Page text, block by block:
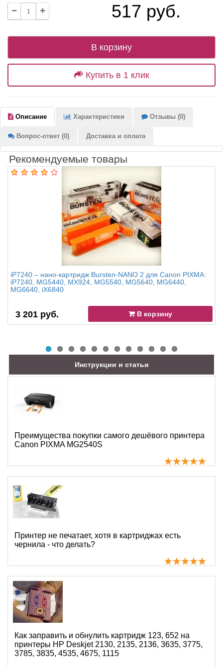
517 руб.
В корзину
Купить в 1 клик
Описание Характеристики Отзывы (0)
Вопрос-ответ (0) Доставка и оплата
Рекомендуемые товары
iP7240 – нано-картридж Bursten-NANO 2 для Canon PIXMA:
iP7240, MG5440, MX924, MG5540, MG5640, MG6440,
MG6640, iX6840
3 201 руб. В корзину
Инструкции и статьи
Преимущества покупки самого дешёвого принтера
Canon PIXMA MG2540S
Принтер не печатает, хотя в картриджах есть
чернила - что делать?
Как заправить и обнулить картридж 123, 652 на
принтеры HP Deskjet 2130, 2135, 2136, 3635, 3775,
3785, 3835, 4535, 4675, 1115